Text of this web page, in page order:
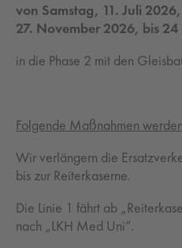
von Samstag, 11. Juli
27. November 2026, bis 24
in die Phase 2 mit den
Folgende Maßnahmen
Wir verlängern die
bis zur Reiterkaserne.
Die Linie 1 fährt ab
nach „LKH Med Uni“.